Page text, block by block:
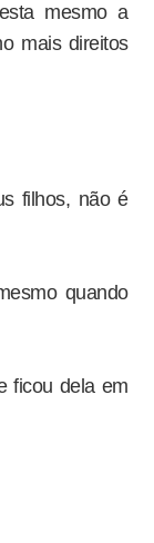
mesmo a
mais direitos
filhos, não é
quando
ficou dela em